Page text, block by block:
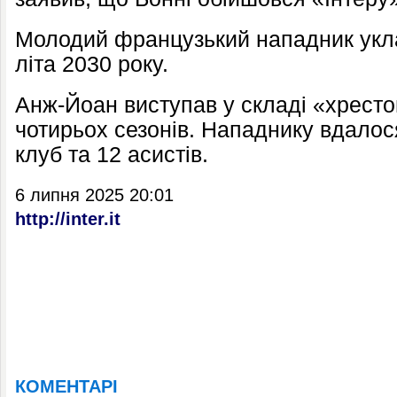
Молодий французький нападник
літа 2030 року.
Анж-Йоан виступав у складі
чотирьох сезонів. Нападнику
клуб та 12 асистів.
6 липня 2025 20:01
http://inter.it
КОМЕНТАРІ